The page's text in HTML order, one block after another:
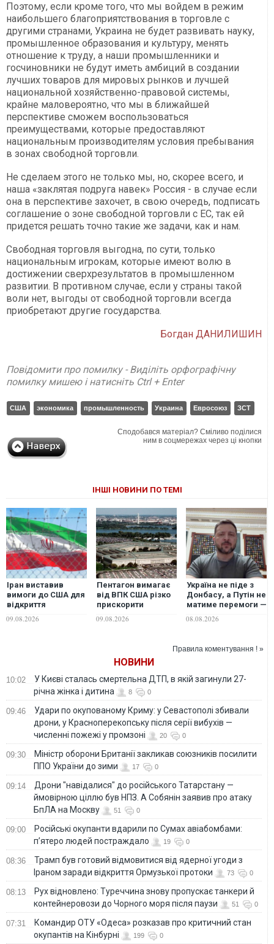
Поэтому, если кроме того, что мы войдем в режим
наибольшего благоприятствования в торговле с
другими странами, Украина не будет развивать науку,
промышленное образования и культуру, менять
отношение к труду, а наши промышленники и
госчиновники не будут иметь амбиций в создании
лучших товаров для мировых рынков и лучшей
национальной хозяйственно-правовой системы,
крайне маловероятно, что мы в ближайшей
перспективе сможем воспользоваться
преимуществами, которые предоставляют
национальным производителям условия пребывания
в зонах свободной торговли.
Не сделаем этого не только мы, но, скорее всего, и
наша «заклятая подруга навек» Россия - в случае если
она в перспективе захочет, в свою очередь, подписать
соглашение о зоне свободной торговли с ЕС, так ей
придется решать точно такие же задачи, как и нам.
Свободная торговля выгодна, по сути, только
национальным игрокам, которые имеют волю в
достижении сверхрезультатов в промышленном
развитии. В противном случае, если у страны такой
воли нет, выгоды от свободной торговли всегда
приобретают другие государства.
Богдан ДАНИЛИШИН
Повідомити про помилку - Виділіть орфографічну
помилку мишею і натисніть Ctrl + Enter
США экономика промышленность Украина Евросоюз ЗСТ
Сподобався матеріал? Сміливо поділися
ним в соцмережах через ці кнопки
ІНШІ НОВИНИ ПО ТЕМІ
Іран виставив
вимоги до США для
відкриття
09.08.2026
Пентагон вимагає
від ВПК США різко
прискорити
через виснаження
09.08.2026
Україна не піде з
Донбасу, а Путін не
матиме перемоги —
ситуацію на фронті
08.08.2026
Правила коментування ! »
НОВИНИ
10:02
У Києві сталась смертельна ДТП, в якій загинули 27-
річна жінка і дитина
8 0
09:46
Удари по окупованому Криму: у Севастополі збивали
дрони, у Красноперекопську після серії вибухів —
численні пожежі у промзоні
20 0
09:30
Міністр оборони Британії закликав союзників посилити
ППО України до зими
17 0
09:14
Дрони "навідалися" до російського Татарстану —
ймовірною ціллю був НПЗ. А Собянін заявив про атаку
БпЛА на Москву
51 0
09:00
Російські окупанти вдарили по Сумах авіабомбами:
п’ятеро людей постраждало
19 0
08:36
Трамп був готовий відмовитися від ядерної угоди з
Іраном заради відкриття Ормузької протоки
73 0
08:13
Рух відновлено: Туреччина знову пропускає танкери й
контейнеровози до Чорного моря після паузи
51 0
07:31
Командир ОТУ «Одеса» розказав про критичний стан
окупантів на Кінбурні
199 0